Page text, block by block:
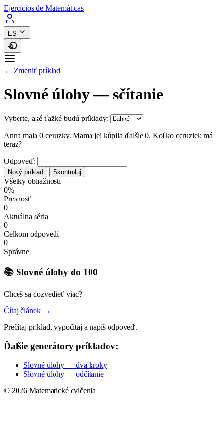
Ejercicios de Matemáticas
ES
← Zmeniť príklad
Slovné úlohy — sčítanie
Vyberte, aké ťažké budú príklady:
Anna mala 0 ceruzky. Mama jej kúpila ďalšie 0. Koľko ceruziek má
teraz?
Odpoveď:
Nový príklad Skontroluj
Všetky obtiažnosti
0%
Presnosť
0
Aktuálna séria
0
Celkom odpovedí
0
Správne
📚 Slovné úlohy do 100
Chceš sa dozvedieť viac?
Čítaj článok →
Prečítaj príklad, vypočítaj a napíš odpoveď.
Ďalšie generátory príkladov:
Slovné úlohy — dva kroky
Slovné úlohy — odčítanie
© 2026 Matematické cvičenia